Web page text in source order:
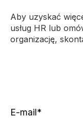
Aby uzyskać
usług HR lub
organizację,
E-mail*